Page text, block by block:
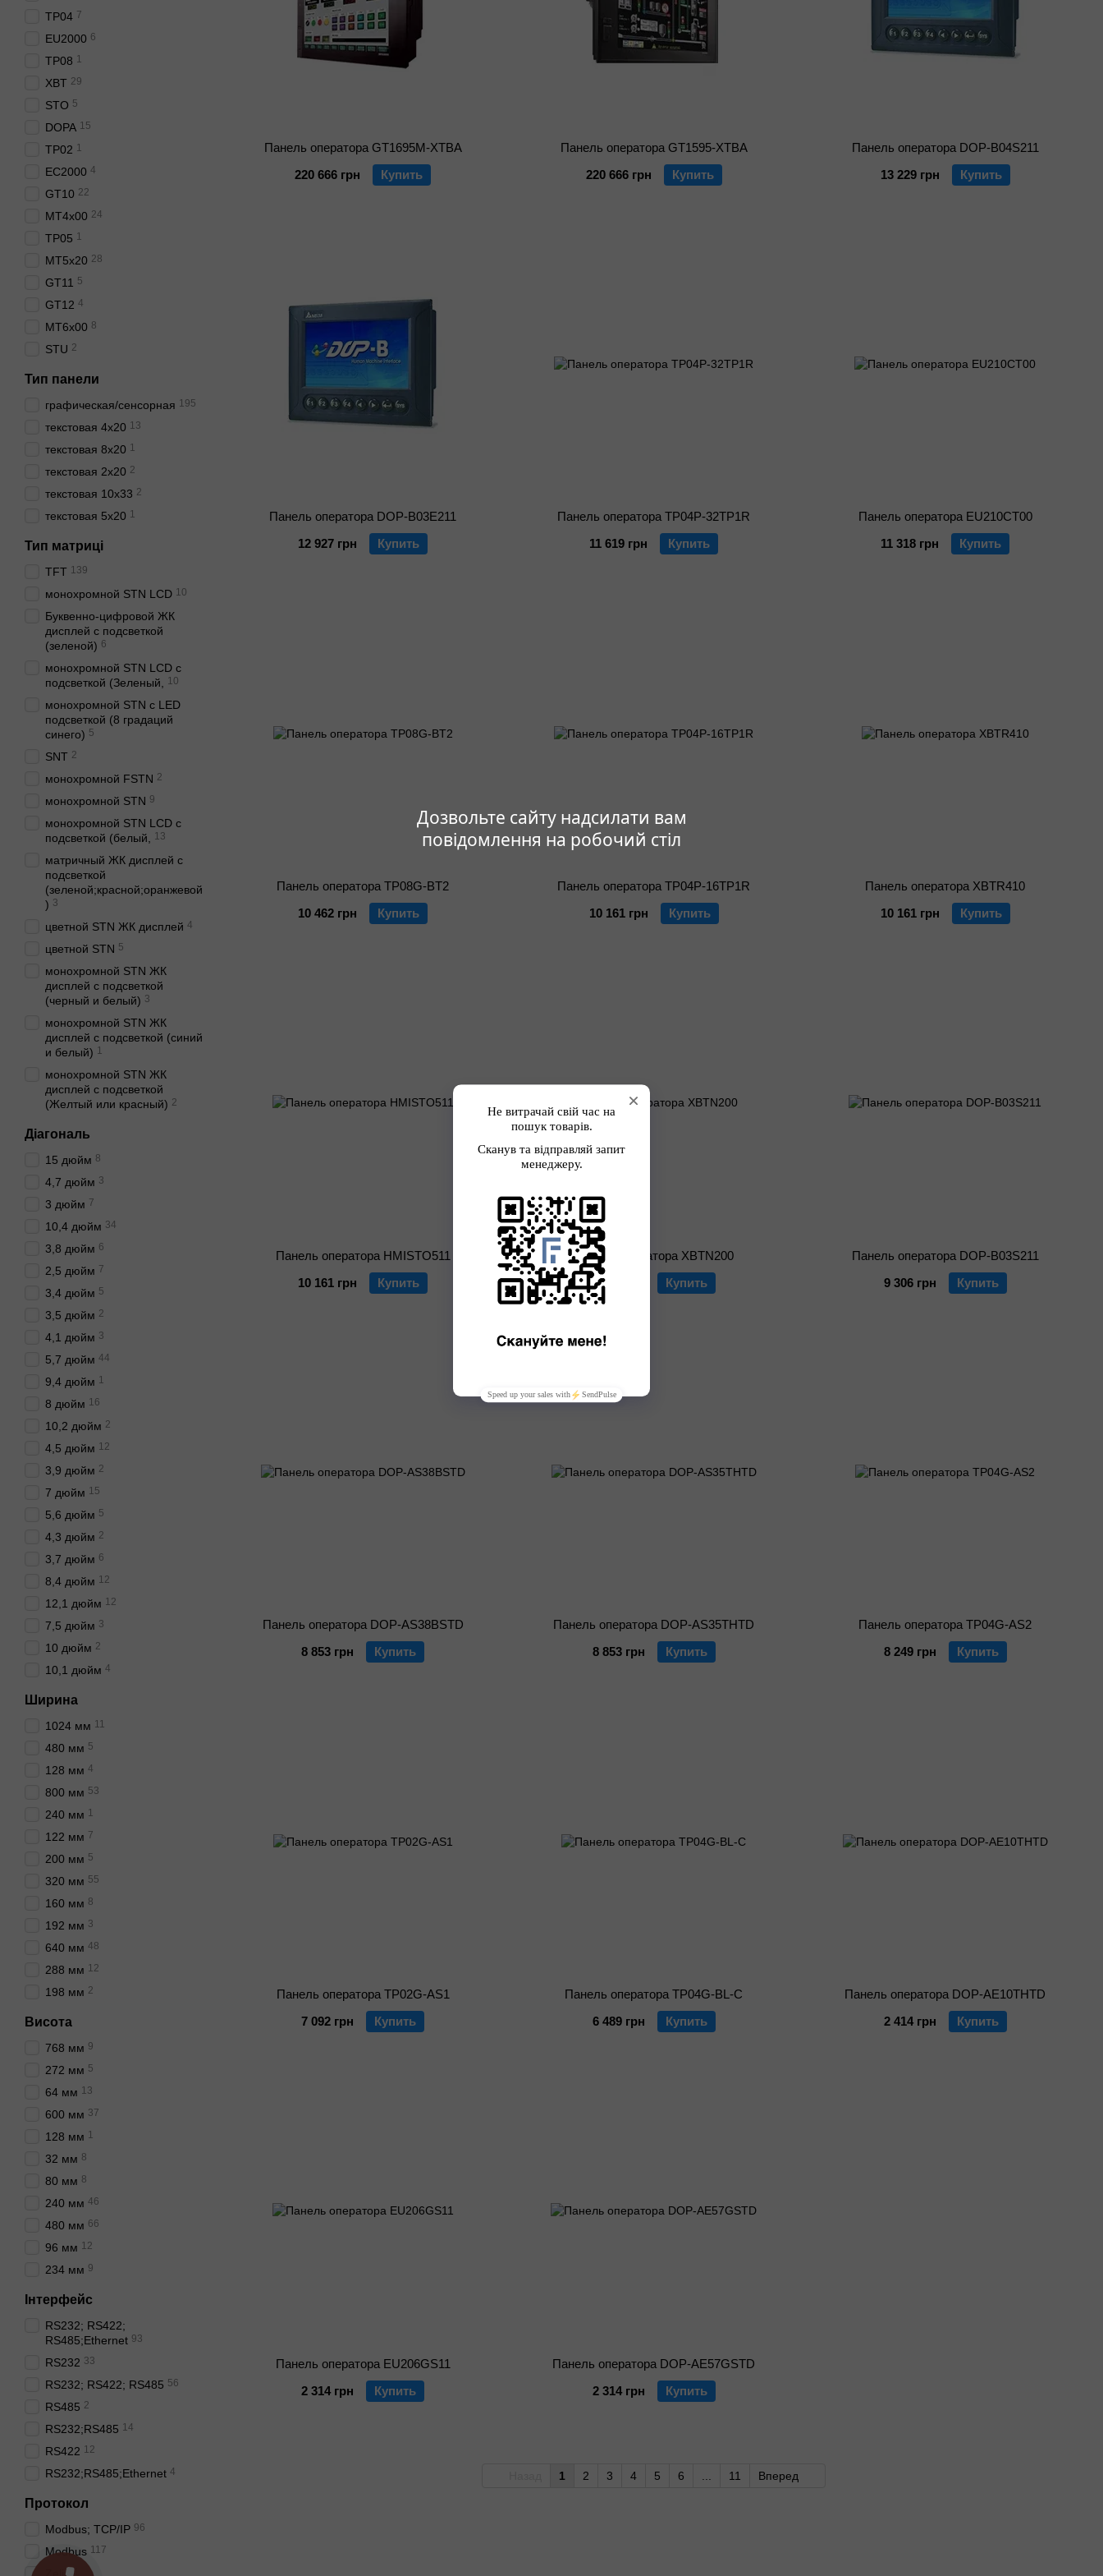
Дозвольте сайту надсилати вам
повідомлення на робочий стіл
Панель оператора GT1695M-XTBA
220 666 грн
Купить
Панель оператора GT1595-XTBA
220 666 грн
Купить
Панель оператора DOP-B04S211
13 229 грн
Купить
Панель оператора DOP-B03E211
12 927 грн
Купить
Панель оператора TP04P-32TP1R
11 619 грн
Купить
Панель оператора EU210CT00
11 318 грн
Купить
Панель оператора TP08G-BT2
10 462 грн
Купить
Панель оператора TP04P-16TP1R
10 161 грн
Купить
Панель оператора XBTR410
10 161 грн
Купить
Панель оператора HMISTO511
10 161 грн
Купить
Панель оператора XBTN200
9 859 грн
Купить
Панель оператора DOP-B03S211
9 306 грн
Купить
Панель оператора DOP-AS38BSTD
8 853 грн
Купить
Панель оператора DOP-AS35THTD
8 853 грн
Купить
Панель оператора TP04G-AS2
8 249 грн
Купить
Панель оператора TP02G-AS1
7 092 грн
Купить
Панель оператора TP04G-BL-C
6 489 грн
Купить
Панель оператора DOP-AE10THTD
2 414 грн
Купить
Панель оператора EU206GS11
2 314 грн
Купить
Панель оператора DOP-AE57GSTD
2 314 грн
Купить
1 2 3 4 5 6 11 Вперед
TP04 7
EU2000 6
TP08 1
XBT 29
STO 5
DOPA 15
TP02 1
EC2000 4
GT10 22
MT4x00 24
TP05 1
MT5x20 28
GT11 5
GT12 4
MT6x00 8
STU 2
Тип панели
графическая/сенсорная 195
текстовая 4х20 13
текстовая 8х20 1
текстовая 2х20 2
текстовая 10х33 2
текстовая 5х20 1
Тип матриці
TFT 139
монохромной STN LCD 10
Буквенно-цифровой ЖК
дисплей с подсветкой
(зеленой) 6
монохромной STN LCD c
подсветкой (Зеленый,
10
монохромной STN с LED
подсветкой (8 градаций
синего) 5
SNT 2
монохромной FSTN 2
монохромной STN 9
монохромной STN LCD c
подсветкой (белый,
13
матричный ЖК дисплей с
подсветкой
(зеленой;красной;оранжевой
) 3
цветной STN ЖК дисплей 4
цветной STN 5
монохромной STN ЖК
дисплей с подсветкой
(черный и белый) 3
монохромной STN ЖК
дисплей с подсветкой (синий
и белый) 1
монохромной STN ЖК
дисплей с подсветкой
(Желтый или красный) 2
Діагональ
15 дюйм 8
4,7 дюйм 3
3 дюйм 7
10,4 дюйм 34
3,8 дюйм 6
2,5 дюйм 7
3,4 дюйм 5
3,5 дюйм 2
4,1 дюйм 3
5,7 дюйм 44
9,4 дюйм 1
8 дюйм 16
10,2 дюйм 2
4,5 дюйм 12
3,9 дюйм 2
7 дюйм 15
5,6 дюйм 5
4,3 дюйм 2
3,7 дюйм 6
8,4 дюйм 12
12,1 дюйм 12
7,5 дюйм 3
10 дюйм 2
10,1 дюйм 4
Ширина
1024 мм 11
480 мм 5
128 мм 4
800 мм 53
240 мм 1
122 мм 7
200 мм 5
320 мм 55
160 мм 8
192 мм 3
640 мм 48
288 мм 12
198 мм 2
Висота
768 мм 9
272 мм 5
64 мм 13
600 мм 37
128 мм 1
32 мм 8
80 мм 8
240 мм 46
480 мм 66
96 мм 12
234 мм 9
Інтерфейс
RS232; RS422;
RS485;Ethernet 93
RS232 33
RS232; RS422; RS485 56
RS485 2
RS232;RS485 14
RS422 12
RS232;RS485;Ethernet 4
Протокол
Modbus; TCP/IP 96
Modbus 117
1